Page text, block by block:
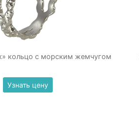
кольцо с морским жемчугом
Узнать цену